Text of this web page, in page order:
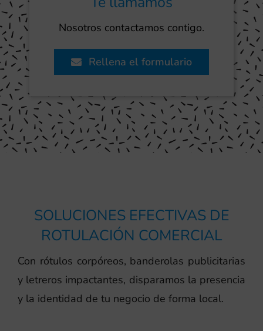
Nosotros contactamos contigo.
Rellena el formulario
SOLUCIONES EFECTIVAS DE
ROTULACIÓN COMERCIAL
Con rótulos corpóreos, banderolas publicitarias
y letreros impactantes, disparamos la presencia
y la identidad de tu negocio de forma local.